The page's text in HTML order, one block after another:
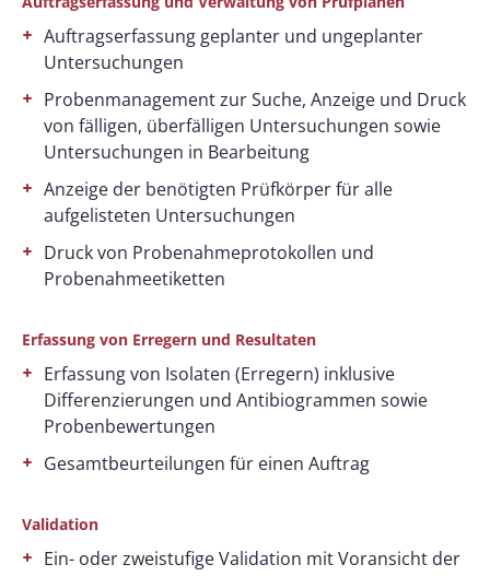
Auftragserfassung geplanter und ungeplanter
Untersuchungen
Probenmanagement zur Suche, Anzeige und Druck
von fälligen, überfälligen Untersuchungen sowie
Untersuchungen in Bearbeitung
Anzeige der benötigten Prüfkörper für alle
aufgelisteten Untersuchungen
Druck von Probenahmeprotokollen und
Probenahmeetiketten
Erfassung von Erregern und Resultaten
Erfassung von Isolaten (Erregern) inklusive
Differenzierungen und Antibiogrammen sowie
Probenbewertungen
Gesamtbeurteilungen für einen Auftrag
Validation
Ein- oder zweistufige Validation mit Voransicht der